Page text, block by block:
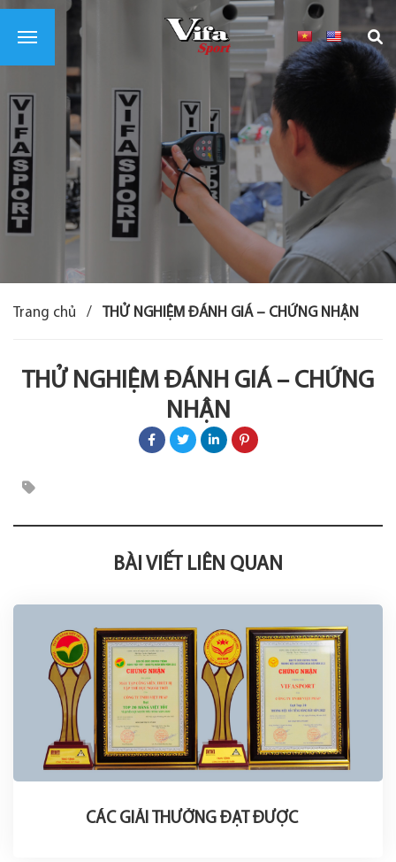
Trang chủ / THỬ NGHIỆM ĐÁNH GIÁ – CHỨNG NHẬN
THỬ NGHIỆM ĐÁNH GIÁ – CHỨNG
NHẬN
BÀI VIẾT LIÊN QUAN
CÁC GIẢI THƯỞNG ĐẠT ĐƯỢC